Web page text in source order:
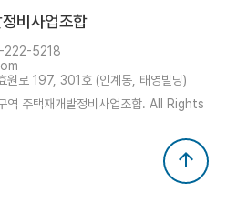
비사업조합
222-5218
로 197, 301호 (인계동, 태영빌딩)
주택재개발정비사업조합. All Rights
arrow_upward